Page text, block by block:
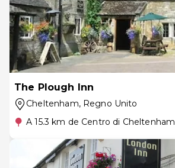
The Plough Inn
Cheltenham, Regno Unito
A 15.3 km de Centro di Cheltenham